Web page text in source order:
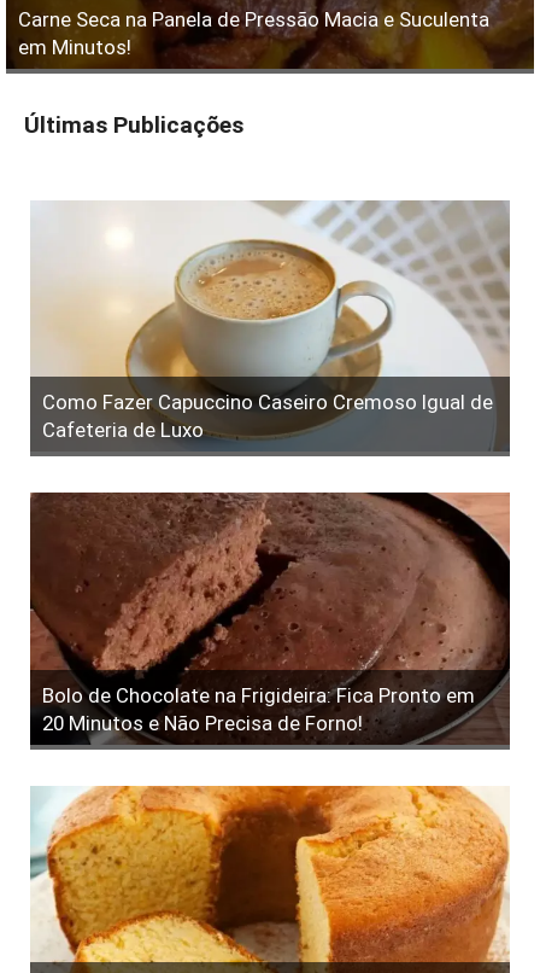
Carne Seca na Panela de Pressão Macia e Suculenta
em Minutos!
Últimas Publicações
Como Fazer Capuccino Caseiro Cremoso Igual de
Cafeteria de Luxo
Bolo de Chocolate na Frigideira: Fica Pronto em
20 Minutos e Não Precisa de Forno!